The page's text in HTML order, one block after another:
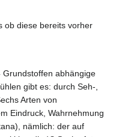
ob diese bereits vorher
abhängige
gibt es: durch Seh-,
Arten von
Eindruck, Wahrnehmung
nämlich: der auf